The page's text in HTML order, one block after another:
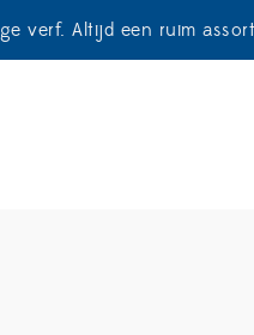
verf. Altijd een ruim